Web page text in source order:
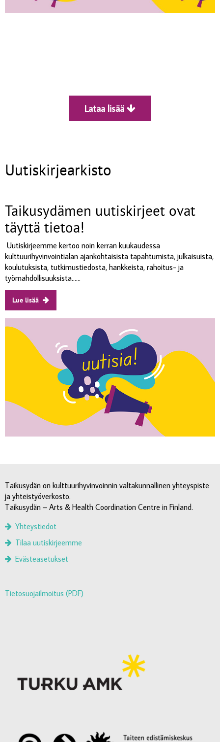
Lataa lisää
Uutiskirjearkisto
Taikusydämen uutiskirjeet ovat
täyttä tietoa!
Uutiskirjeemme kertoo noin kerran kuukaudessa
kulttuurihyvinvointialan ajankohtaisista tapahtumista, julkaisuista,
koulutuksista, tutkimustiedosta, hankkeista, rahoitus- ja
työmahdollisuuksista......
Lue lisää
Taikusydän on kulttuurihyvinvoinnin valtakunnallinen yhteyspiste
ja yhteistyöverkosto.
Taikusydän – Arts & Health Coordination Centre in Finland.
Yhteystiedot
Tilaa uutiskirjeemme
Evästeasetukset
Tietosuojailmoitus (PDF)